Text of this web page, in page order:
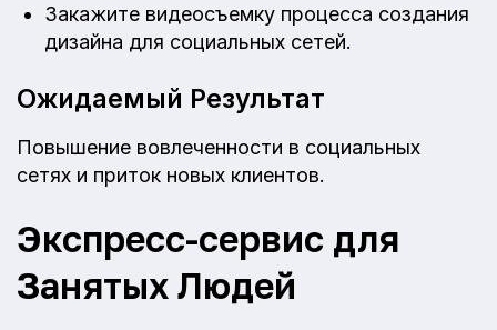
Закажите видеосъемку процесса создания
дизайна для социальных сетей.
Ожидаемый Результат
Повышение вовлеченности в социальных
сетях и приток новых клиентов.
Экспресс-сервис для
Занятых Людей